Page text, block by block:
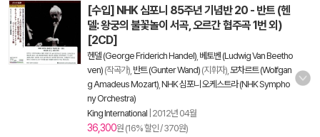
[수입] NHK 심포니 85주년 기념반 20 - 반트 (헨
델: 왕궁의 불꽃놀이 서곡, 오르간 협주곡 1번 외)
[2CD]
헨델 (George Friderich Handel) 베토벤 (Ludwig Van Beetho
ven) (작곡가), 반트 (Gunter Wand) (지휘자), 모차르트 (Wolfgan
g Amadeus Mozart) NHK 심포니 오케스트라 (NHK Sympho
ny Orchestra)
King International 2012년 04월
36,300원 (16% 할인 / 370원)